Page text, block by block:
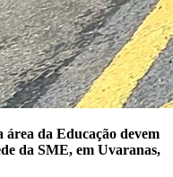
área da Educação devem
da SME, em Uvaranas,